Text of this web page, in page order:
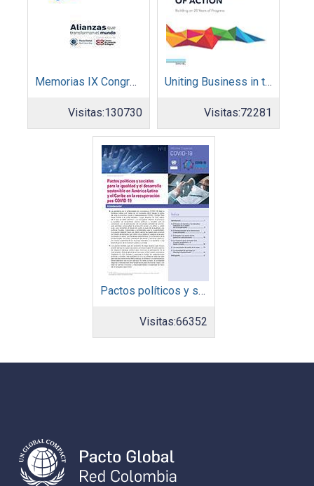
Memorias IX Congreso Pacto Global 2019
Visitas:130730
Uniting Business in the Decade of Action
Visitas:72281
Pactos políticos y sociales para la igualdad y el desarrollo sostenible en América Latina y el Caribe en la recuperación pos COVID-19
Visitas:66352